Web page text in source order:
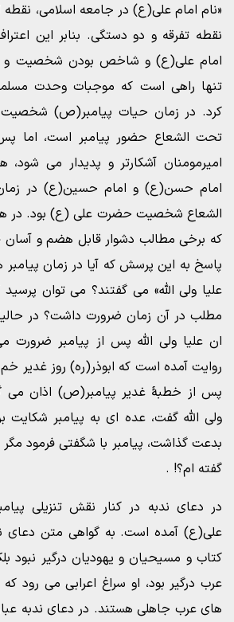
«نام امام علی(ع) در جامعه اسلامی، نقطه
نقطه تفرقه و دو دستگی. بنابر این
امام علی(ع) و شاخص بودن شخصیت و
تنها راهی است که موجبات وحدت
کرد. در زمان حیات پیامبر(ص) شخصیت
تحت الشعاع حضور پیامبر است، اما
امیرمومنان آشکارتر و پدیدار می
امام حسن(ع) و امام حسین(ع) در
الشعاع شخصیت حضرت علی (ع) بود. در
که برخی مطالب دشوار قابل هضم و آسان
پاسخ به این پرسش که آیا در زمان پیامبر
علیا ولی الله» می گفتند؟ می توان
مطلب در آن زمان ضرورت داشت؟ در
ان علیا ولی الله پس از پیامبر ضرورت
روایت آمده است که ابوذر(ره) روز غدیر
پس از خطبۀ غدیر پیامبر(ص) اذان می
ولی الله گفت، عده ای به پیامبر شکایت
بدعت گذاشت، پیامبر با شگفتی فرمود مگر
گفته ام؟‍! .
در دعای ندبه در کنار نقش تنزیلی
علی(ع) آمده است. به گواهی متن دعای
کتاب و مسیحیان و یهودیان درگیر نبود
عرب درگیر بود، او سراغ اعرابی می رود
های عرب جاهلی هستند. در دعای ندبه